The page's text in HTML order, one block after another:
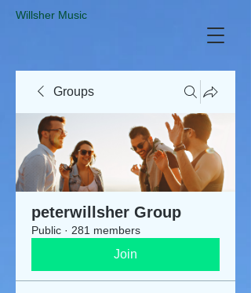
​Willsher Music
Groups
peterwillsher Group
Public · 281 members
Join